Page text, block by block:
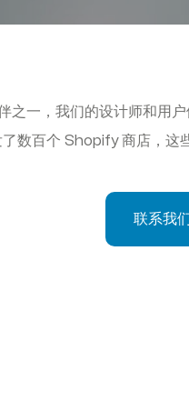
之一，我们的设计师和用
了数百个 Shopify 商店，这
联系我